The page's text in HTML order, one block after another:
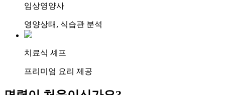
임상영양사
영양상태, 식습관 분석
치료식 셰프
프리미엄 요리 제공